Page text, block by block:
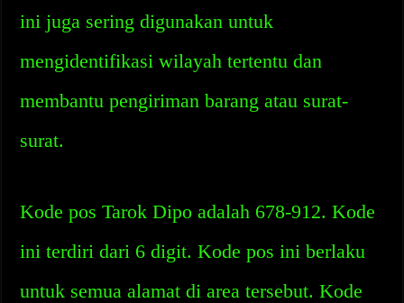
ini juga sering digunakan untuk
mengidentifikasi wilayah tertentu dan
membantu pengiriman barang atau surat-
surat.
Kode pos Tarok Dipo adalah 678-912. Kode
ini terdiri dari 6 digit. Kode pos ini berlaku
untuk semua alamat di area tersebut. Kode